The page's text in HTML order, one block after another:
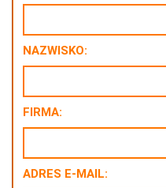
NAZWISKO:
FIRMA:
ADRES E-MAIL: